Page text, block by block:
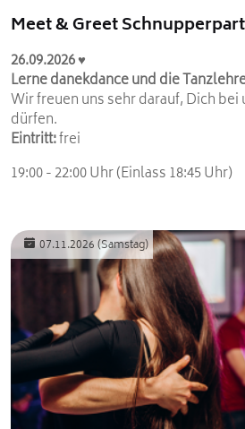
Meet & Greet
26.09.2026 ♥
Lerne danekdance und die
Wir freuen uns sehr darauf, Dich bei
dürfen.
Eintritt:frei
19:00 - 22:00 Uhr (Einlass 18:45 Uhr)
07.11.2026(Samstag)